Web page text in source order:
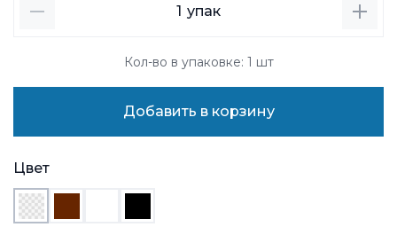
Цвет
1 упак
Кол-во в упаковке: 1 шт
Добавить в корзину